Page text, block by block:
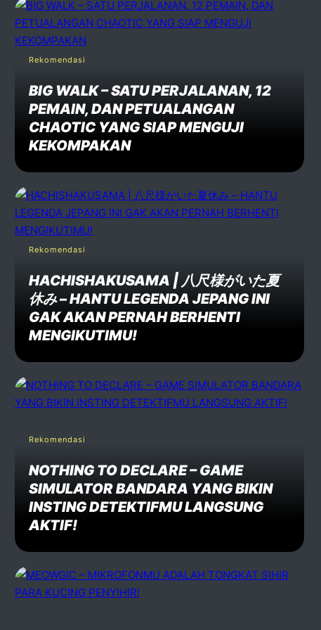
Rekomendasi
BIG WALK – SATU PERJALANAN, 12
PEMAIN, DAN PETUALANGAN
CHAOTIC YANG SIAP MENGUJI
KEKOMPAKAN
Rekomendasi
HACHISHAKUSAMA | 八尺様がいた夏
休み – HANTU LEGENDA JEPANG INI
GAK AKAN PERNAH BERHENTI
MENGIKUTIMU!
Rekomendasi
NOTHING TO DECLARE – GAME
SIMULATOR BANDARA YANG BIKIN
INSTING DETEKTIFMU LANGSUNG
AKTIF!